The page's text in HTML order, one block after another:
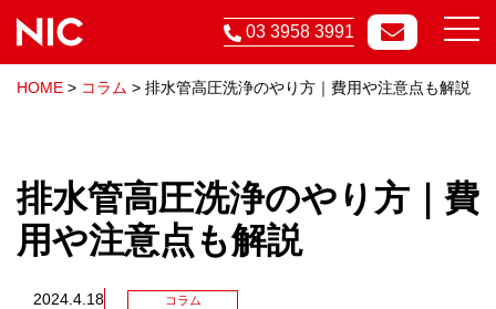
03 3958 3991
HOME > コラム > 排水管高圧洗浄のやり方｜費用や注意点も解説
排水管高圧洗浄のやり方｜費
用や注意点も解説
2024.4.18 コラム